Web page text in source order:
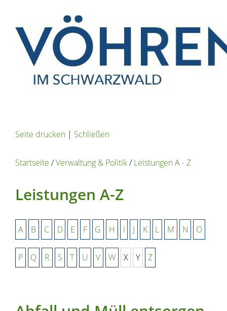
Seite drucken | Schließen
Startseite /Verwaltung & Politik/Leistungen A - Z
Leistungen A-Z
A B C D E F G H I J K L M N O
P Q R S T U V W X Y Z